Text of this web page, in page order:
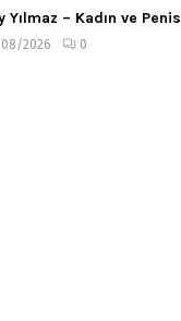
Yılmaz – Kadın ve Penis
2026 0